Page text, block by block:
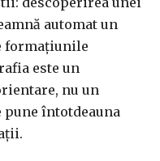
automat un
formațiunile
este un
nu un
întotdeauna